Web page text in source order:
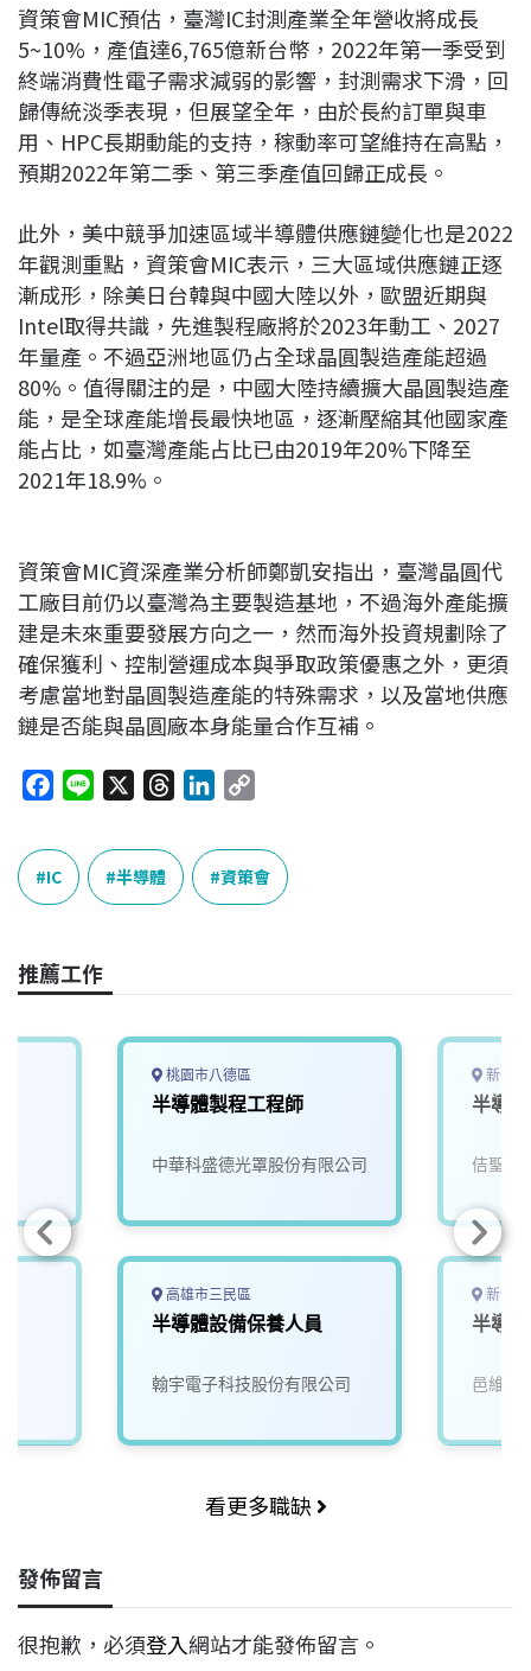
資策會MIC預估，臺灣IC封測產業全年營收將成長
5~10%，產值達6,765億新台幣，2022年第一季受到
終端消費性電子需求減弱的影響，封測需求下滑，回
歸傳統淡季表現，但展望全年，由於長約訂單與車
用、HPC長期動能的支持，稼動率可望維持在高點，
預期2022年第二季、第三季產值回歸正成長。
此外，美中競爭加速區域半導體供應鏈變化也是2022
年觀測重點，資策會MIC表示，三大區域供應鏈正逐
漸成形，除美日台韓與中國大陸以外，歐盟近期與
Intel取得共識，先進製程廠將於2023年動工、2027
年量產。不過亞洲地區仍占全球晶圓製造產能超過
80%。值得關注的是，中國大陸持續擴大晶圓製造產
能，是全球產能增長最快地區，逐漸壓縮其他國家產
能占比，如臺灣產能占比已由2019年20%下降至
2021年18.9%。
資策會MIC資深產業分析師鄭凱安指出，臺灣晶圓代
工廠目前仍以臺灣為主要製造基地，不過海外產能擴
建是未來重要發展方向之一，然而海外投資規劃除了
確保獲利、控制營運成本與爭取政策優惠之外，更須
考慮當地對晶圓製造產能的特殊需求，以及當地供應
鏈是否能與晶圓廠本身能量合作互補。
c
e
b
o
k
n
e
n
k
e
n
p
y
L
k
IC 半導體 資策會
推薦工作
桃園市八德區
半導體製程工程師
中華科盛德光罩股份有限公司
高雄市三民區
半導體設備保養人員
翰宇電子科技股份有限公司
新竹
半導
佶聖科
新竹
半導
邑維科
看更多職缺
發佈留言
很抱歉，必須登入網站才能發佈留言。